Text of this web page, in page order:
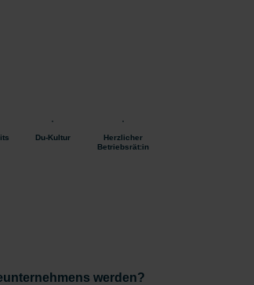
Du-Kultur
Herzlicher
Betriebsrät:in
werden?